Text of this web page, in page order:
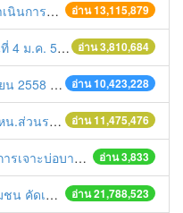
อ่าน 13,115,879
รแบบบูรณาการ
อ่าน 3,810,684
4 ม.ค. 58
อ่าน 10,423,228
ราชการฯ ประจำปีงบประมาณ พ.ศ. 2558
อ่าน 11,475,476
มิถุนายน 2558
อ่าน 3,833
จาะบ่อบาดาล
อ่าน 21,788,523
สะอาด ประจำปี ๒๕๕๔